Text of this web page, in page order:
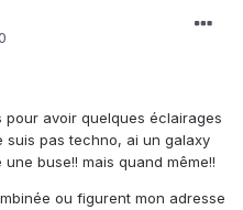
avoir quelques éclairages
suis pas techno, ai un galaxy
buse!! mais quand même!!
ou figurent mon adresse